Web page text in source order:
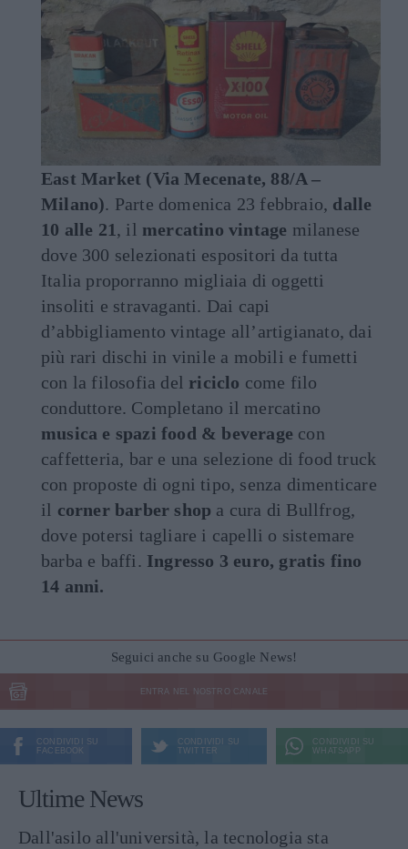
East Market (Via Mecenate, 88/A –
Milano). Parte domenica 23 febbraio, dalle
10 alle 21, il mercatino vintage milanese
dove 300 selezionati espositori da tutta
Italia proporranno migliaia di oggetti
insoliti e stravaganti. Dai capi
d’abbigliamento vintage all’artigianato, dai
più rari dischi in vinile a mobili e fumetti
con la filosofia del riciclo come filo
conduttore. Completano il mercatino
musica e spazi food & beverage con
caffetteria, bar e una selezione di food truck
con proposte di ogni tipo, senza dimenticare
il corner barber shop a cura di Bullfrog,
dove potersi tagliare i capelli o sistemare
barba e baffi. Ingresso 3 euro, gratis fino
14 anni.
Seguici anche su Google News!
ENTRA NEL NOSTRO CANALE
CONDIVIDI SU
FACEBOOK
CONDIVIDI SU
TWITTER
CONDIVIDI SU
WHATSAPP
Ultime News
Dall'asilo all'università, la tecnologia sta